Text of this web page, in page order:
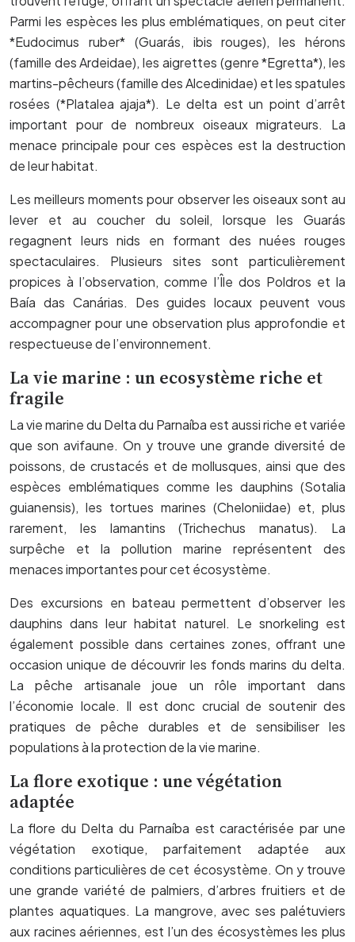
Parmi les espèces les plus emblématiques, on peut citer
*Eudocimus ruber* (Guarás, ibis rouges), les hérons
(famille des Ardeidae), les aigrettes (genre *Egretta*), les
martins-pêcheurs (famille des Alcedinidae) et les spatules
rosées (*Platalea ajaja*). Le delta est un point d’arrêt
important pour de nombreux oiseaux migrateurs. La
menace principale pour ces espèces est la destruction
de leur habitat.
Les meilleurs moments pour observer les oiseaux sont au
lever et au coucher du soleil, lorsque les Guarás
regagnent leurs nids en formant des nuées rouges
spectaculaires. Plusieurs sites sont particulièrement
propices à l’observation, comme l’Île dos Poldros et la
Baía das Canárias. Des guides locaux peuvent vous
accompagner pour une observation plus approfondie et
respectueuse de l’environnement.
La vie marine : un ecosystème riche et
fragile
La vie marine du Delta du Parnaíba est aussi riche et variée
que son avifaune. On y trouve une grande diversité de
poissons, de crustacés et de mollusques, ainsi que des
espèces emblématiques comme les dauphins (Sotalia
guianensis), les tortues marines (Cheloniidae) et, plus
rarement, les lamantins (Trichechus manatus). La
surpêche et la pollution marine représentent des
menaces importantes pour cet écosystème.
Des excursions en bateau permettent d’observer les
dauphins dans leur habitat naturel. Le snorkeling est
également possible dans certaines zones, offrant une
occasion unique de découvrir les fonds marins du delta.
La pêche artisanale joue un rôle important dans
l’économie locale. Il est donc crucial de soutenir des
pratiques de pêche durables et de sensibiliser les
populations à la protection de la vie marine.
La flore exotique : une végétation
adaptée
La flore du Delta du Parnaíba est caractérisée par une
végétation exotique, parfaitement adaptée aux
conditions particulières de cet écosystème. On y trouve
une grande variété de palmiers, d’arbres fruitiers et de
plantes aquatiques. La mangrove, avec ses palétuviers
aux racines aériennes, est l’un des écosystèmes les plus